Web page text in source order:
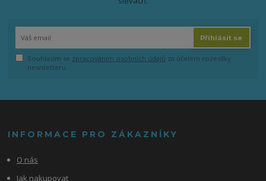
Přihlásit se
Souhlasím se zpracováním osobních údajů za účelem rozesílky
newsletteru.
INFORMACE PRO ZÁKAZNÍKY
O nás
Jak nakupovat